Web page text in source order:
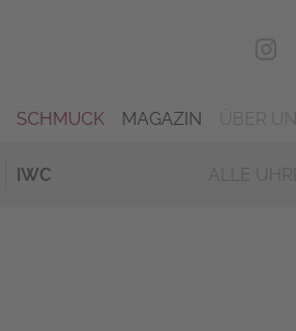
SCHMUCK MAGAZIN
IWC ALLE